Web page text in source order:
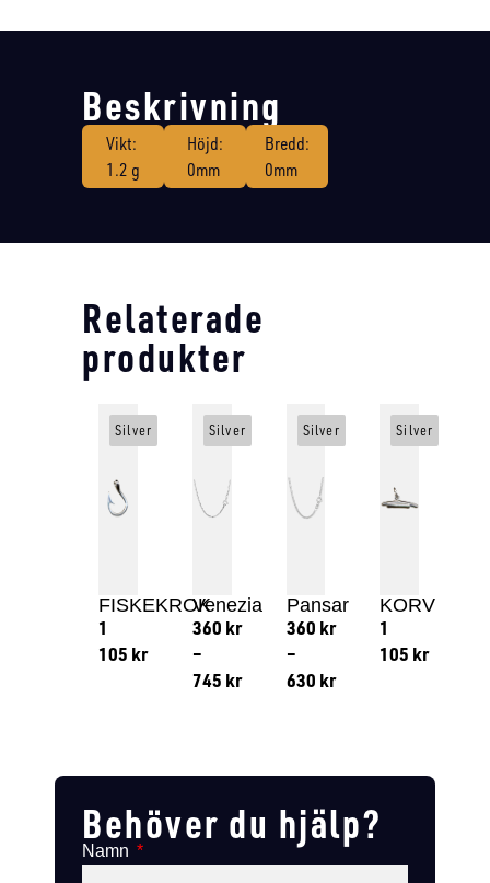
Beskrivning
Vikt:
1.2 g
Höjd:
0mm
Bredd:
0mm
Relaterade
produkter
FISKEKROK
1
105 kr
Silver
Venezia
360 kr
–
745 kr
Silver
Pansar
360 kr
–
630 kr
Silver
KORV
1
105 kr
Silver
Behöver du hjälp?
Namn